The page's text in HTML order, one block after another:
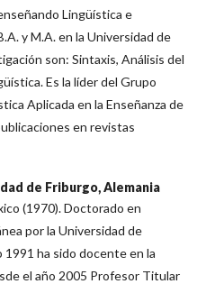
Lingüística e
y M.A. en la Universidad de
son: Sintaxis, Análisis del
Es la líder del Grupo
Aplicada en la Enseñanza de
en revistas
de Friburgo, Alemania
(1970). Doctorado en
por la Universidad de
1991 ha sido docente en la
el año 2005 Profesor Titular